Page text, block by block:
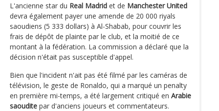
L'ancienne star du Real Madrid et de Manchester United
devra également payer une amende de 20 000 riyals
saoudiens (5 333 dollars) à Al-Shabab, pour couvrir les
frais de dépôt de plainte par le club, et la moitié de ce
montant à la fédération. La commission a déclaré que la
décision n'était pas susceptible d'appel.
Bien que l'incident n'ait pas été filmé par les caméras de
télévision, le geste de Ronaldo, qui a marqué un penalty
en première mi-temps, a été largement critiqué en Arabie
saoudite par d'anciens joueurs et commentateurs.